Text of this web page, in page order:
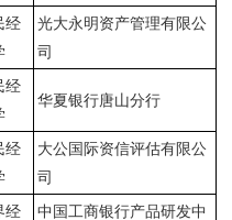
经
光大永明资产管理有限公
司
经
华夏银行唐山分行
经
大公国际资信评估有限公
司
经 中国工商银行产品研发中